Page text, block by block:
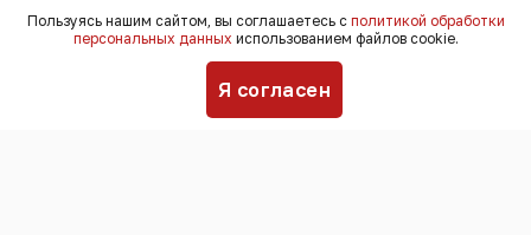
Удар был такой силы, что машины
выбросило с дороги.
В искореженных автомобилях погибли
Пользуясь нашим сайтом, вы соглашаетесь с политикой обработки
персональных данных использованием файлов cookie.
Я согласен